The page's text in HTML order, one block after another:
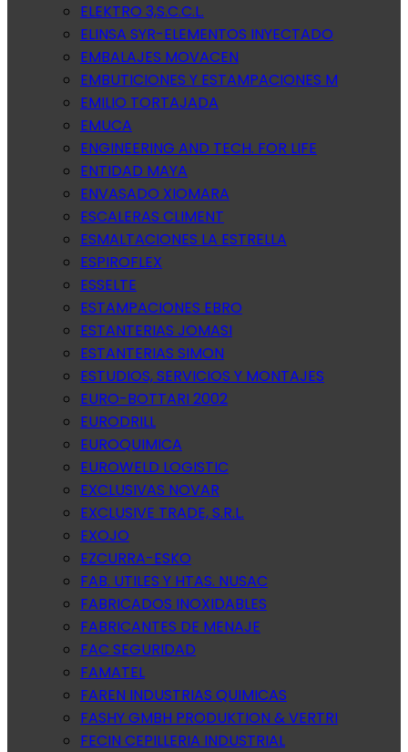
ELEKTRO 3,S.C.C.L.
ELINSA SYR-ELEMENTOS INYECTADO
EMBALAJES MOVACEN
EMBUTICIONES Y ESTAMPACIONES M
EMILIO TORTAJADA
EMUCA
ENGINEERING AND TECH. FOR LIFE
ENTIDAD MAYA
ENVASADO XIOMARA
ESCALERAS CLIMENT
ESMALTACIONES LA ESTRELLA
ESPIROFLEX
ESSELTE
ESTAMPACIONES EBRO
ESTANTERIAS JOMASI
ESTANTERIAS SIMON
ESTUDIOS, SERVICIOS Y MONTAJES
EURO-BOTTARI 2002
EURODRILL
EUROQUIMICA
EUROWELD LOGISTIC
EXCLUSIVAS NOVAR
EXCLUSIVE TRADE, S.R.L.
EXOJO
EZCURRA-ESKO
FAB. UTILES Y HTAS. NUSAC
FABRICADOS INOXIDABLES
FABRICANTES DE MENAJE
FAC SEGURIDAD
FAMATEL
FAREN INDUSTRIAS QUIMICAS
FASHY GMBH PRODUKTION & VERTRI
FECIN CEPILLERIA INDUSTRIAL